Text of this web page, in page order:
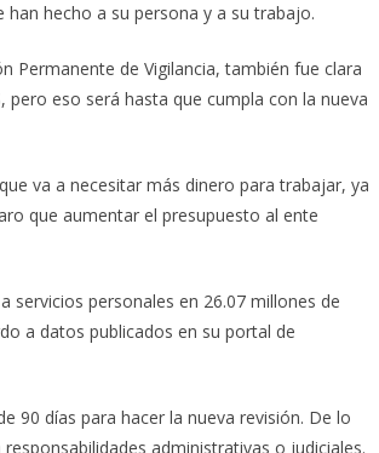
hecho a su persona y a su trabajo.
Permanente de Vigilancia, también fue clara
pero eso será hasta que cumpla con la nueva
va a necesitar más dinero para trabajar, ya
que aumentar el presupuesto al ente
servicios personales en 26.07 millones de
a datos publicados en su portal de
90 días para hacer la nueva revisión. De lo
administrativas o judiciales.